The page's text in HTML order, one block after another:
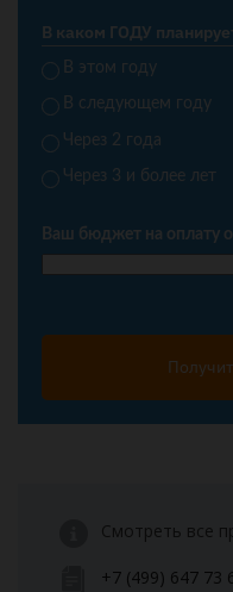
В каком ГОДУ
В этом году
В следующем году
Через 2 года
Через 3 и более лет
Ваш бюджет на оплату
Смотреть все
+7 (499) 647 73